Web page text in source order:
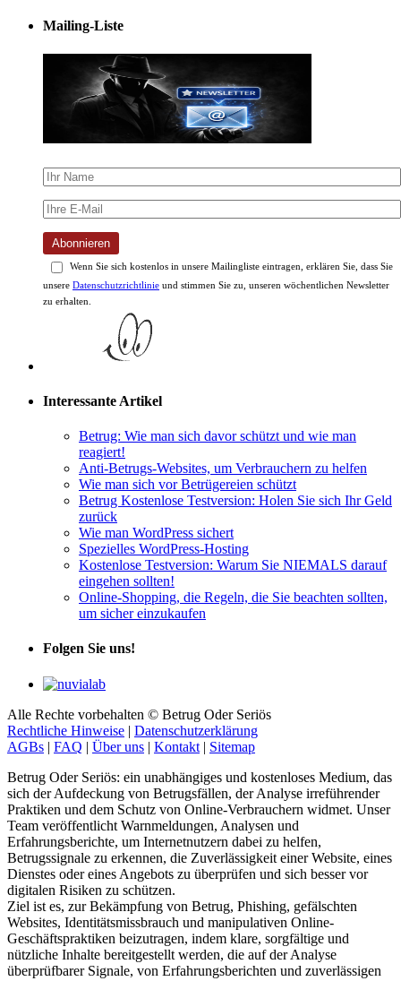
Mailing-Liste
Abonnieren
Wenn Sie sich kostenlos in unsere Mailingliste eintragen, erklären Sie, dass Sie
unsere Datenschutzrichtlinie und stimmen Sie zu, unseren wöchentlichen Newsletter
zu erhalten.
Interessante Artikel
Betrug: Wie man sich davor schützt und wie man
reagiert!
Anti-Betrugs-Websites, um Verbrauchern zu helfen
Wie man sich vor Betrügereien schützt
Betrug Kostenlose Testversion: Holen Sie sich Ihr Geld
zurück
Wie man WordPress sichert
Spezielles WordPress-Hosting
Kostenlose Testversion: Warum Sie NIEMALS darauf
eingehen sollten!
Online-Shopping, die Regeln, die Sie beachten sollten,
um sicher einzukaufen
Folgen Sie uns!
Alle Rechte vorbehalten © Betrug Oder Seriös
Rechtliche Hinweise | Datenschutzerklärung
AGBs | FAQ | Über uns | Kontakt | Sitemap
Betrug Oder Seriös: ein unabhängiges und kostenloses Medium, das
sich der Aufdeckung von Betrugsfällen, der Analyse irreführender
Praktiken und dem Schutz von Online-Verbrauchern widmet. Unser
Team veröffentlicht Warnmeldungen, Analysen und
Erfahrungsberichte, um Internetnutzern dabei zu helfen,
Betrugssignale zu erkennen, die Zuverlässigkeit einer Website, eines
Dienstes oder eines Angebots zu überprüfen und sich besser vor
digitalen Risiken zu schützen.
Ziel ist es, zur Bekämpfung von Betrug, Phishing, gefälschten
Websites, Identitätsmissbrauch und manipulativen Online-
Geschäftspraktiken beizutragen, indem klare, sorgfältige und
nützliche Inhalte bereitgestellt werden, die auf der Analyse
überprüfbarer Signale, von Erfahrungsberichten und zuverlässigen